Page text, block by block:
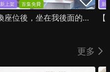
新上架 首集免費
換座位後，坐在我後面的男生好像喜歡我
新
更多